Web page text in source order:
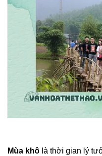
Mùa khô là thời gian lý